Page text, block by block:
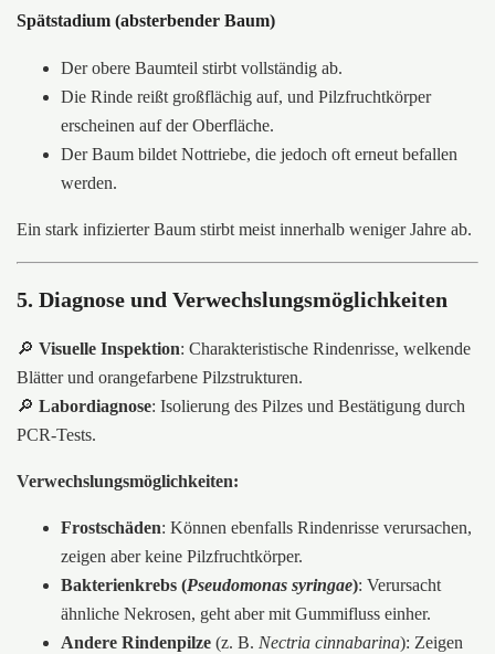
Spätstadium (absterbender Baum)
Der obere Baumteil stirbt vollständig ab.
Die Rinde reißt großflächig auf, und Pilzfruchtkörper
erscheinen auf der Oberfläche.
Der Baum bildet Nottriebe, die jedoch oft erneut befallen
werden.
Ein stark infizierter Baum stirbt meist innerhalb weniger Jahre ab.
5. Diagnose und Verwechslungsmöglichkeiten
🔎 Visuelle Inspektion: Charakteristische Rindenrisse, welkende
Blätter und orangefarbene Pilzstrukturen.
🔎 Labordiagnose: Isolierung des Pilzes und Bestätigung durch
PCR-Tests.
Verwechslungsmöglichkeiten:
Frostschäden: Können ebenfalls Rindenrisse verursachen,
zeigen aber keine Pilzfruchtkörper.
Bakterienkrebs (Pseudomonas syringae): Verursacht
ähnliche Nekrosen, geht aber mit Gummifluss einher.
Andere Rindenpilze (z. B. Nectria cinnabarina): Zeigen